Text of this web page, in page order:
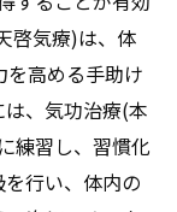
啓気療)は、体
高める手助け
、気功治療(本
練習し、習慣化
行い、体内の